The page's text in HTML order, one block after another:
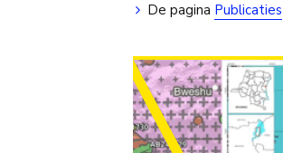
De pagina Publicaties